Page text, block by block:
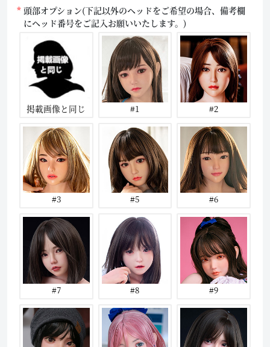
頭部オプション(下記以外のヘッドをご希望の場合、備考欄
にヘッド番号をご記入お願いいたします。)
掲載画像と同じ #1 #2
#3 #5 #6
#7 #8 #9